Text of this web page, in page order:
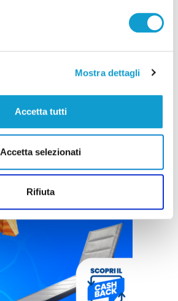
Mostra dettagli
Accetta tutti
Accetta selezionati
Rifiuta